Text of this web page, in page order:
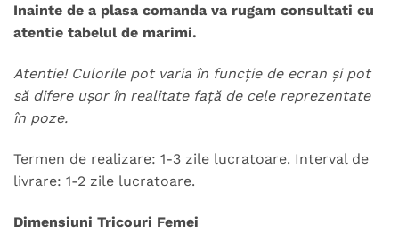
Inainte de a plasa comanda va rugam consultati cu
atentie tabelul de marimi.
Atentie! Culorile pot varia în funcție de ecran și pot
să difere ușor în realitate față de cele reprezentate
în poze.
Termen de realizare: 1-3 zile lucratoare. Interval de
livrare: 1-2 zile lucratoare.
Dimensiuni Tricouri Femei